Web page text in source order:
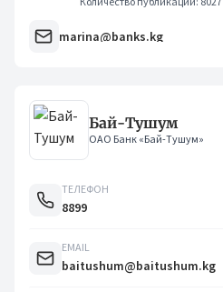
marina@banks.kg
Бай-Тушум
ОАО Банк «Бай-Тушум»
ТЕЛЕФОН
8899
EMAIL
baitushum@baitushum.kg